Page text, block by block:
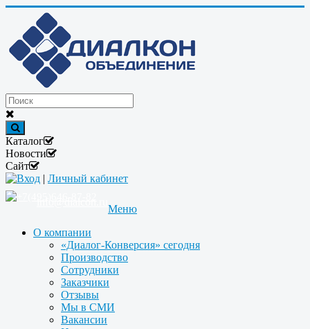
Каталог
Новости
Сайт
Вход | Личный кабинет
Меню
О компании
«Диалог-Конверсия» сегодня
Производство
Сотрудники
Заказчики
Отзывы
Мы в СМИ
Вакансии